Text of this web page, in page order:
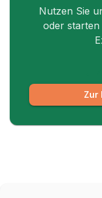
Nutzen Sie
oder starten
Zur